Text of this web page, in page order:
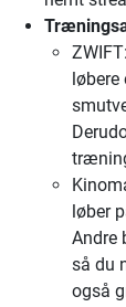
løber
Andre
så du
også